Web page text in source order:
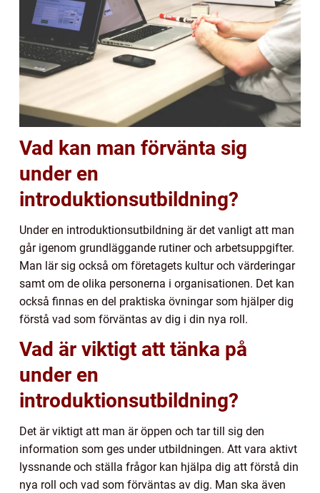
Vad kan man förvänta sig
under en
introduktionsutbildning?
Under en introduktionsutbildning är det vanligt att man
går igenom grundläggande rutiner och arbetsuppgifter.
Man lär sig också om företagets kultur och värderingar
samt om de olika personerna i organisationen. Det kan
också finnas en del praktiska övningar som hjälper dig
förstå vad som förväntas av dig i din nya roll.
Vad är viktigt att tänka på
under en
introduktionsutbildning?
Det är viktigt att man är öppen och tar till sig den
information som ges under utbildningen. Att vara aktivt
lyssnande och ställa frågor kan hjälpa dig att förstå din
nya roll och vad som förväntas av dig. Man ska även